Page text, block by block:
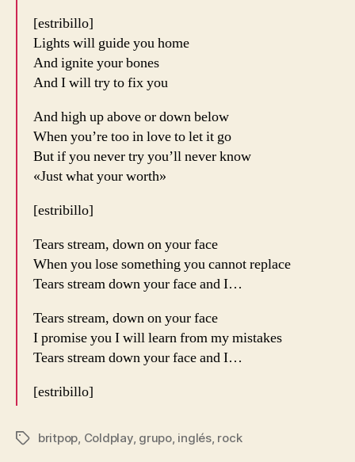
[estribillo]
Lights will guide you home
And ignite your bones
And I will try to fix you
And high up above or down below
When you’re too in love to let it go
But if you never try you’ll never know
«Just what your worth»
[estribillo]
Tears stream, down on your face
When you lose something you cannot replace
Tears stream down your face and I…
Tears stream, down on your face
I promise you I will learn from my mistakes
Tears stream down your face and I…
[estribillo]
Etiquetas
britpop, Coldplay, grupo, inglés, rock